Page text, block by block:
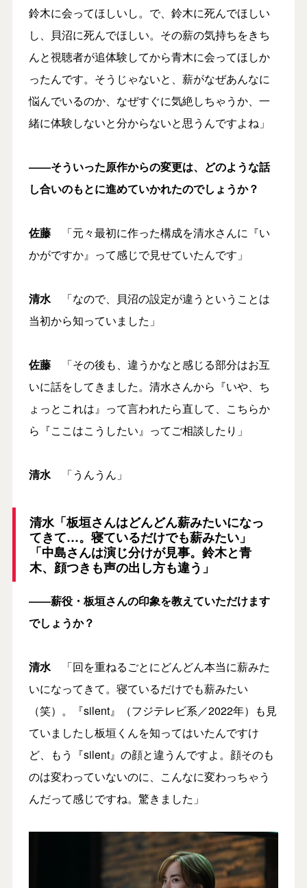
鈴木に会ってほしいし。で、鈴木に死んでほしい
し、貝沼に死んでほしい。その薪の気持ちをきち
んと視聴者が追体験してから青木に会ってほしか
ったんです。そうじゃないと、薪がなぜあんなに
悩んでいるのか、なぜすぐに気絶しちゃうか、一
緒に体験しないと分からないと思うんですよね」
――そういった原作からの変更は、どのような話
し合いのもとに進めていかれたのでしょうか？
佐藤
「元々最初に作った構成を清水さんに『い
かがですか』って感じで見せていたんです」
清水「なので、貝沼の設定が違うということは
当初から知っていました」
佐藤「その後も、違うかなと感じる部分はお互
いに話をしてきました。清水さんから『いや、ち
ょっとこれは』って言われたら直して、こちらか
ら『ここはこうしたい』ってご相談したり」
清水「うんうん」
清水「板垣さんはどんどん薪みたいになっ
てきて…。寝ているだけでも薪みたい」
「中島さんは演じ分けが見事。鈴木と青
木、顔つきも声の出し方も違う」
――薪役・板垣さんの印象を教えていただけます
でしょうか？
清水「回を重ねるごとにどんどん本当に薪みた
いになってきて。寝ているだけでも薪みたい
（笑）。『silent』（フジテレビ系／2022年）も見
ていましたし板垣くんを知ってはいたんですけ
ど、もう『silent』の顔と違うんですよ。顔そのも
のは変わっていないのに、こんなに変わっちゃう
んだって感じですね。驚きました」